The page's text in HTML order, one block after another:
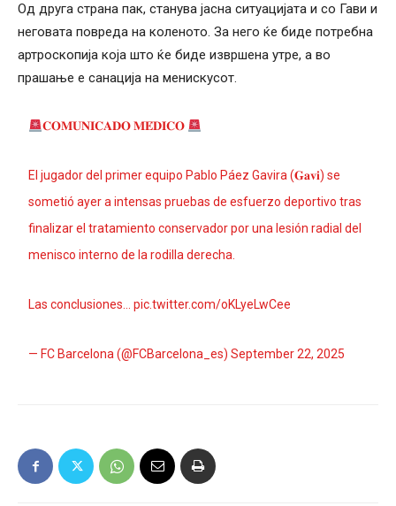
Од друга страна пак, станува јасна ситуацијата и со Гави и
неговата повреда на коленото. За него ќе биде потребна
артроскопија која што ќе биде извршена утре, а во
прашање е санација на менискусот.
𝐂𝐎𝐌𝐔𝐍𝐈𝐂𝐀𝐃𝐎 𝐌𝐄́𝐃𝐈𝐂𝐎
El jugador del primer equipo Pablo Páez Gavira (𝐆𝐚𝐯𝐢) se
sometió ayer a intensas pruebas de esfuerzo deportivo tras
finalizar el tratamiento conservador por una lesión radial del
menisco interno de la rodilla derecha.
Las conclusiones…pic.twitter.com/oKLyeLwCee
— FC Barcelona (@FCBarcelona_es)September 22, 2025